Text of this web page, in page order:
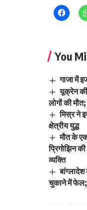
You
गाजा में
यूक्रेन
लोगों की
मिस्र ने
क्षेत्रीय युद्ध
मौत के
प्रिगोझिन
व्यक्ति
चुकाने में फेल;